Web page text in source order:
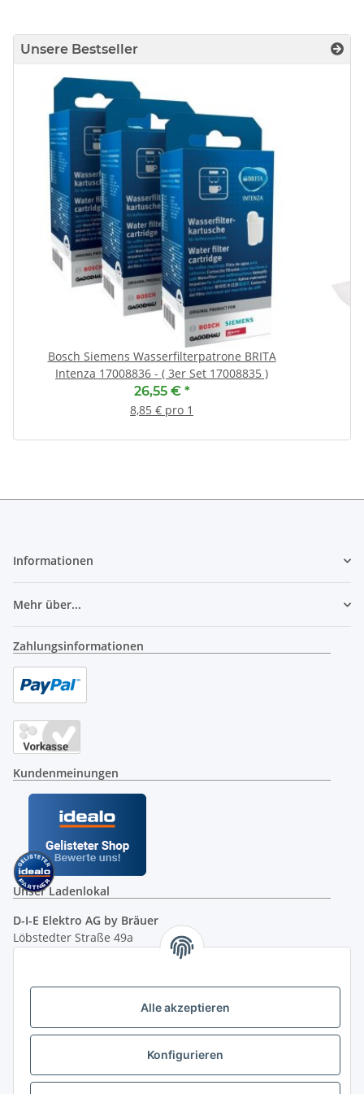
Alle akzeptieren
Konfigurieren
Unsere Bestseller
Bosch Siemens Wasserfilterpatrone BRITA
Intenza 17008836 - ( 3er Set 17008835 )
26,55 € *
8,85 € pro 1
Informationen
Mehr über...
Zahlungsinformationen
Kundenmeinungen
Unser Ladenlokal
D-I-E Elektro AG by Bräuer
Löbstedter Straße 49a
( siehe Google-Maps )
Öffnungszeiten:
10.00 - 18.00 Uhr
Ladenpreis versus Internetpreis